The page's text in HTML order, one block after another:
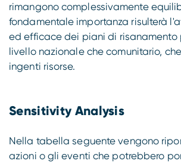
rimangono complessivamente
fondamentale importanza risulterà
ed efficace dei piani di risanamento
livello nazionale che comunitario,
ingenti risorse.
Sensitivity Analysis
Nella tabella seguente vengono
azioni o gli eventi che potrebbero